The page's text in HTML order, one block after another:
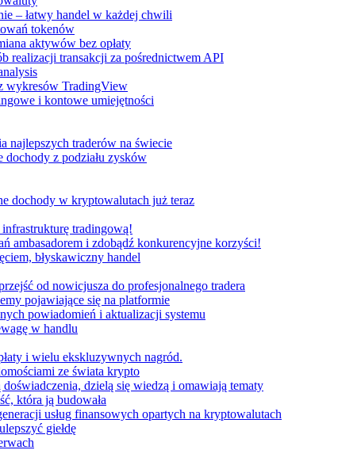
– łatwy handel w każdej chwili
tokenów
aktywów bez opłaty
realizacji transakcji za pośrednictwem API
wykresów TradingView
i kontowe umiejętności
najlepszych traderów na świecie
dochody z podziału zysków
dochody w kryptowalutach już teraz
tradingową!
ambasadorem i zdobądź konkurencyjne korzyści!
błyskawiczny handel
od nowicjusza do profesjonalnego tradera
pojawiające się na platformie
powiadomień i aktualizacji systemu
w handlu
i wielu ekskluzywnych nagród.
ze świata krypto
dzielą się wiedzą i omawiają tematy
która ją budowała
usług finansowych opartych na kryptowalutach
giełdę